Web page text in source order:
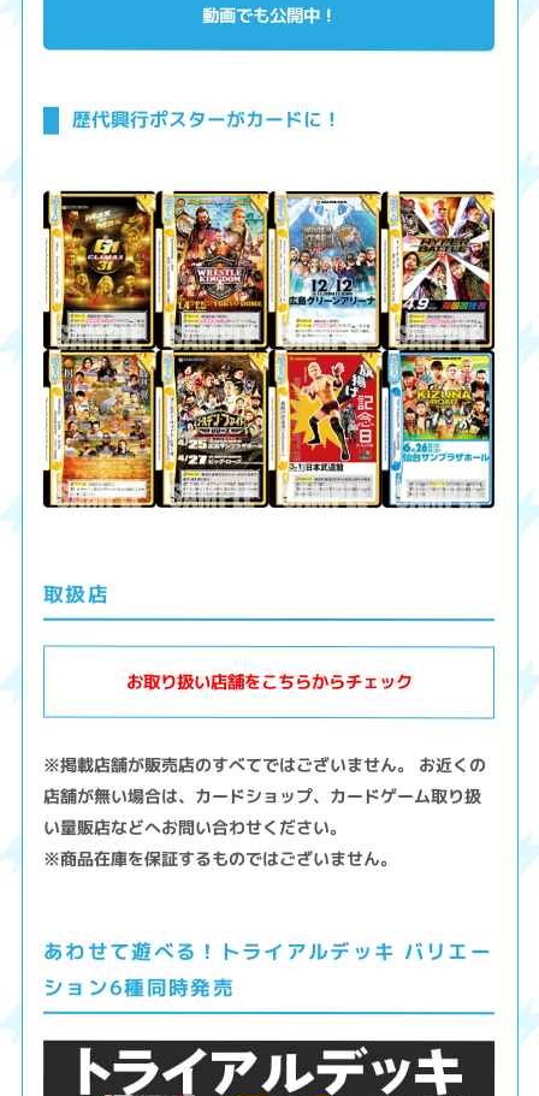
動画でも公開中！
歴代興行ポスターがカードに！
取扱店
お取り扱い店舗をこちらからチェック
※掲載店舗が販売店のすべてではございません。 お近くの
店舗が無い場合は、カードショップ、カードゲーム取り扱
い量販店などへお問い合わせください。
※商品在庫を保証するものではございません。
あわせて遊べる！トライアルデッキ バリエー
ション6種同時発売